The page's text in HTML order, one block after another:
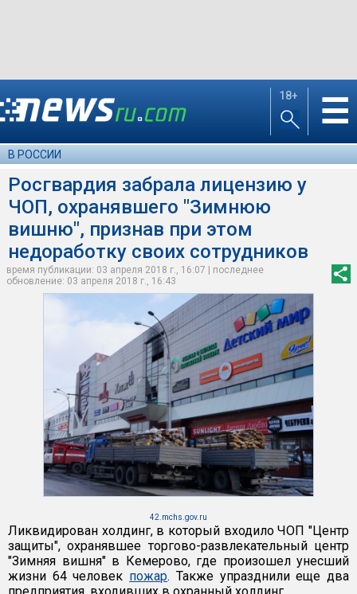
18+ ☰
В РОССИИ
Росгвардия забрала лицензию у
ЧОП, охранявшего "Зимнюю
вишню", признав при этом
недоработку своих сотрудников
время публикации: 03 апреля 2018 г., 16:07 | последнее
обновление: 03 апреля 2018 г., 16:43
42.mchs.gov.ru
Ликвидирован холдинг, в который входило ЧОП "Центр
защиты", охранявшее торгово-развлекательный центр
"Зимняя вишня" в Кемерово, где произошел унесший
жизни 64 человек пожар. Также упразднили еще два
предприятия, входивших в охранный холдинг.